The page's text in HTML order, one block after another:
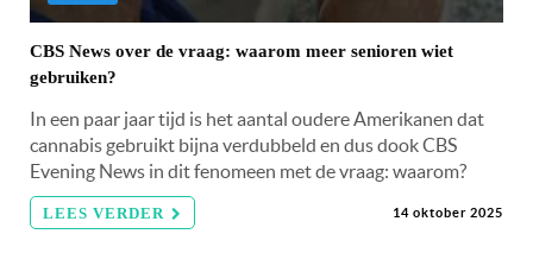
CBS News over de vraag: waarom meer senioren wiet
gebruiken?
In een paar jaar tijd is het aantal oudere Amerikanen dat
cannabis gebruikt bijna verdubbeld en dus dook CBS
Evening News in dit fenomeen met de vraag: waarom?
LEES VERDER 14 oktober 2025